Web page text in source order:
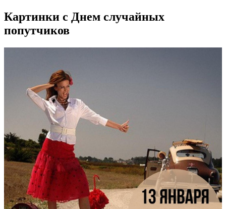
Картинки с Днем случайных
попутчиков